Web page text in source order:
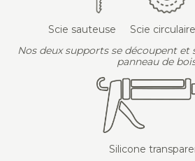
Scie sauteuse Scie circulaire
Nos deux supports se découpent
panneau de
Silicone